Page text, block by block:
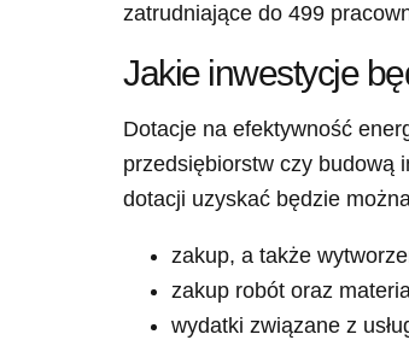
zatrudniające do 499
Jakie inwestycje
Dotacje na efektywność
przedsiębiorstw czy budową
dotacji uzyskać będzie
zakup, a także
zakup robót oraz
wydatki związane z